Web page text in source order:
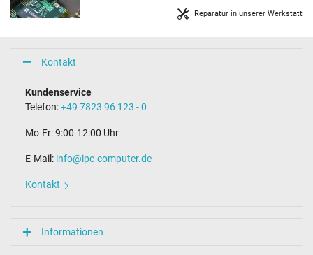
Reparatur in unserer Werkstatt
Kontakt
Kundenservice
Telefon:+49 7823 96 123 - 0
Mo-Fr: 9:00-12:00 Uhr
E-Mail: info@ipc-computer.de
Kontakt
Informationen